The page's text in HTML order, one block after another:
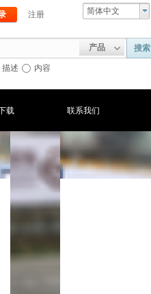
产品 搜索
描述 内容
注册 简体中文
载 联系我们